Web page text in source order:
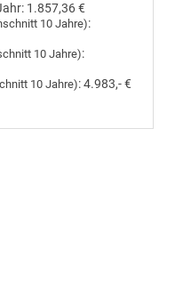
1.857,36 €
10 Jahre):
10 Jahre):
10 Jahre):4.983,- €